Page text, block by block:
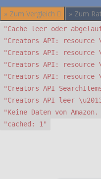
» Zum Vergleich » Zum
"Cache leer oder
"Creators API: resource
"Creators API:
"Creators API: resource
"Creators API:
"Creators API
"Creators API leer
"Keine Daten von
"cached: 1"